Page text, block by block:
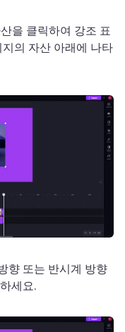
을 클릭하여 강조 표
의 자산 아래에 나타
향 또는 반시계 방향
세요.